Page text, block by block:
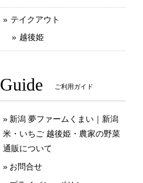
テイクアウト
越後姫
Guide ご利用ガイド
新潟 夢ファームくまい｜新潟
米・いちご 越後姫・農家の野菜
通販について
お問合せ